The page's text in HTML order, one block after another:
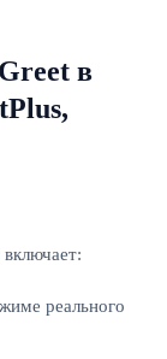
в
реального